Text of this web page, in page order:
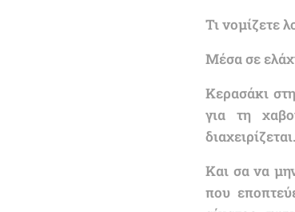
Τι νομίζετε
Μέσα σε
Κερασάκι
για τη
Και σα να
που